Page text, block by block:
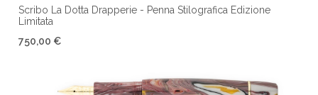
Scribo La Dotta Drapperie - Penna Stilografica Edizione
Limitata
750,00 €